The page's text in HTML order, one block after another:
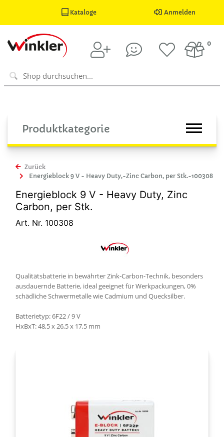
Kataloge Anmelden
0
Produktkategorie
Zurück
Energieblock 9 V - Heavy Duty,-Zinc Carbon, per Stk.-100308
Energieblock 9 V - Heavy Duty, Zinc
Carbon, per Stk.
Art. Nr. 100308
Qualitätsbatterie in bewährter Zink-Carbon-Technik, besonders
ausdauernde Batterie, ideal geeignet für Werkpackungen, 0%
schädliche Schwermetalle wie Cadmium und Quecksilber.
Batterietyp: 6F22 / 9 V